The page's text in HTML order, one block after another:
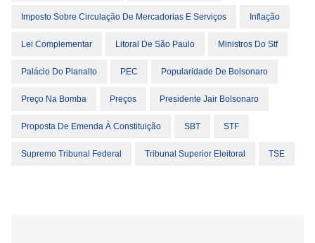
Imposto Sobre Circulação De Mercadorias E Serviços Inflação
Lei Complementar Litoral De São Paulo Ministros Do Stf
Palácio Do Planalto PEC Popularidade De Bolsonaro
Preço Na Bomba Preços Presidente Jair Bolsonaro
Proposta De Emenda À Constituição SBT STF
Supremo Tribunal Federal Tribunal Superior Eleitoral TSE